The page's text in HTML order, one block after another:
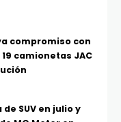
compromiso con
camionetas JAC
SUV en julio y